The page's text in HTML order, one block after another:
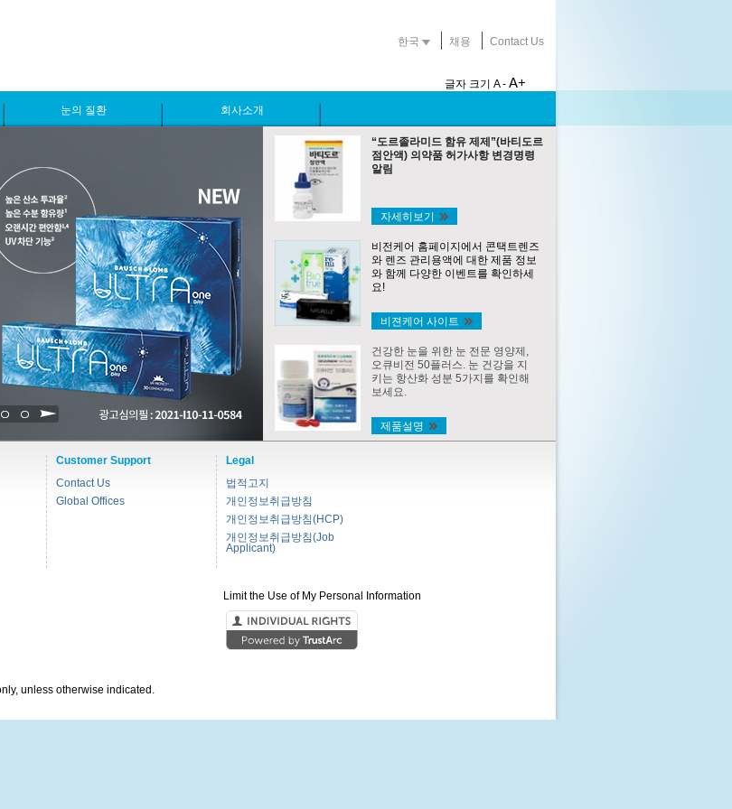
한국 채용 Contact Us
글자 크기 A - A+
눈의 질환 회사소개
5 6
“도르졸라미드 함유 제제”(바티도르
점안액) 의약품 허가사항 변경명령
알림
자세히보기
비전케어 홈페이지에서 콘택트렌즈
와 렌즈 관리용액에 대한 제품 정보
와 함께 다양한 이벤트를 확인하세
요!
비젼케어 사이트
건강한 눈을 위한 눈 전문 영양제,
오큐비전 50플러스. 눈 건강을 지
키는 항산화 성분 5가지를 확인해
보세요.
제품설명
Customer Support
Contact Us
Global Offices
Legal
법적고지
개인정보취급방침
개인정보취급방침(HCP)
개인정보취급방침(Job
Applicant)
Limit the Use of My Personal Information
unless otherwise indicated.